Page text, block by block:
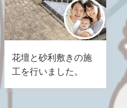
花壇と砂利敷きの施
工を行いました。